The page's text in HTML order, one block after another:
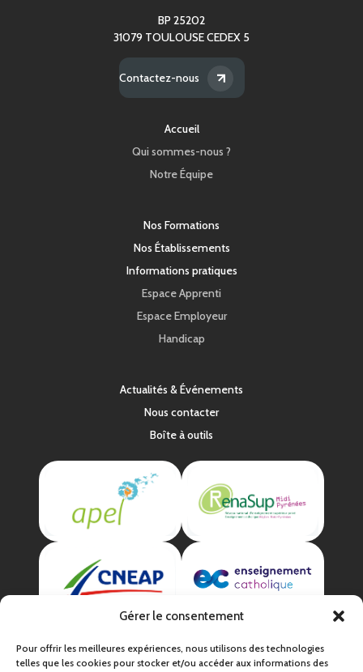
Gérer le consentement
Pour offrir les meilleures expériences, nous utilisons des technologies
telles que les cookies pour stocker et/ou accéder aux informations des
BP 25202
31079 TOULOUSE CEDEX 5
Contactez-nous
Accueil
Qui sommes-nous ?
Notre Équipe
Nos Formations
Nos Établissements
Informations pratiques
Espace Apprenti
Espace Employeur
Handicap
Actualités & Événements
Nous contacter
Boîte à outils